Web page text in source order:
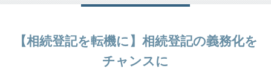
【相続登記を転機に】相続登記の義務化を
チャンスに